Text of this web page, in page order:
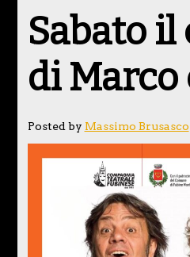
Sabato il
di Marco
Posted by Massimo Brusasco